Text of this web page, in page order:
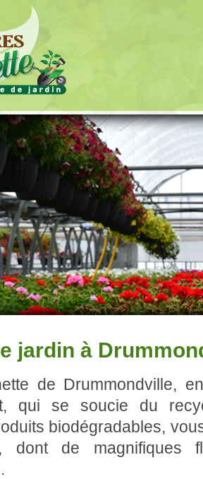
jardin à
de Drummondville,
qui se soucie du
biodégradables,
dont de magnifiques